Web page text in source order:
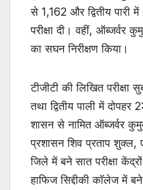
से 1,162 और द्वितीय पारी
परीक्षा दी। वहीं, ऑब्जर्वर
का सघन निरीक्षण किया।
टीजीटी की लिखित परीक्षा
तथा द्वितीय पाली में
शासन से नामित ऑब्जर्वर
प्रशासन शिव प्रताप शुक्ल,
जिले में बने सात परीक्षा
हाफिज सिद्दीकी कॉलेज में